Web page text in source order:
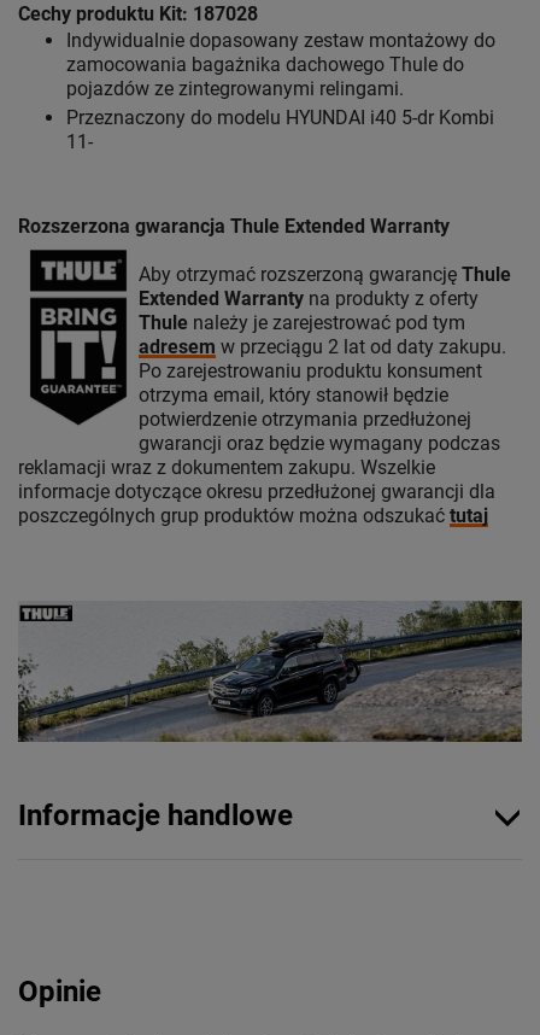
Cechy produktu Kit: 187028
Indywidualnie dopasowany zestaw montażowy do
zamocowania bagażnika dachowego Thule do
pojazdów ze zintegrowanymi relingami.
Przeznaczony do modelu HYUNDAI i40 5-dr Kombi
11-
Rozszerzona gwarancja Thule Extended Warranty
Aby otrzymać rozszerzoną gwarancję Thule
Extended Warranty na produkty z oferty
Thule należy je zarejestrować pod tym
adresem w przeciągu 2 lat od daty zakupu.
Po zarejestrowaniu produktu konsument
otrzyma email, który stanowił będzie
potwierdzenie otrzymania przedłużonej
gwarancji oraz będzie wymagany podczas
reklamacji wraz z dokumentem zakupu. Wszelkie
informacje dotyczące okresu przedłużonej gwarancji dla
poszczególnych grup produktów można odszukać tutaj
Informacje handlowe
Opinie